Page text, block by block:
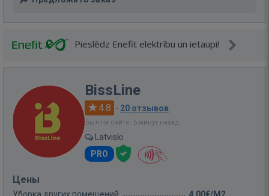
Pieslēdz Enefit elektrību un ietaupi!
BissLine
4.8 · 20 отзывов
Был на сайте: 5 минут назад
Latviski
PRO
Цены
Уборка других помещений 4,00€/M2